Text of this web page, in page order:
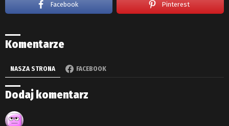
Facebook Pinterest
Komentarze
NASZA STRONA FACEBOOK
Dodaj komentarz